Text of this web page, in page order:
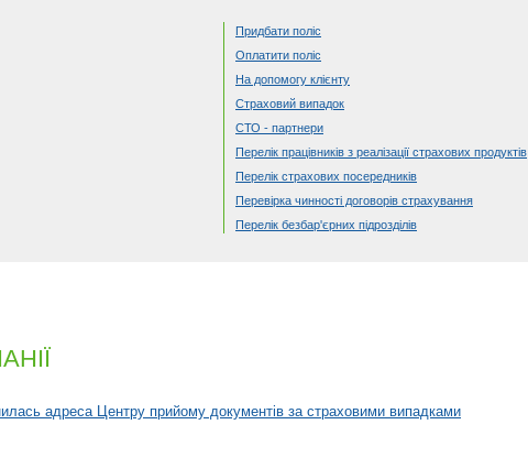
Придбати поліс
Оплатити поліс
На допомогу клієнту
Страховий випадок
СТО - партнери
Перелік працівників з реалізації страхових продуктів
Перелік страхових посередників
Перевірка чинності договорів страхування
Перелік безбар'єрних підрозділів
адреса Центру прийому документів за страховими випадками